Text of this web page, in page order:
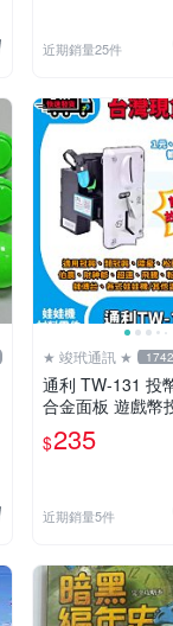
近期銷量25件
★ 竣玳通訊 ★ 1742
通利 TW-131 投
合金面板 遊戲幣
娃機 冠興 飛絡力
型遊戲機投幣器
$235
近期銷量5件